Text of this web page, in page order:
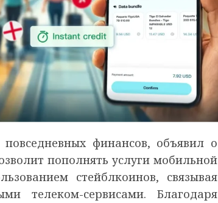
финансов, объявил о
пополнять услуги мобильной
стейблкоинов, связывая
телеком-сервисами. Благодаря